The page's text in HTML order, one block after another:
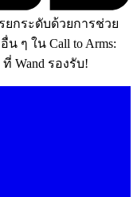
กระดับด้วยการช่วย
ๆ ใน Call to Arms:
Wand รองรับ!